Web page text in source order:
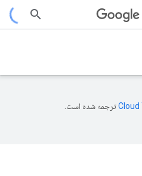
ترجمه شده است.